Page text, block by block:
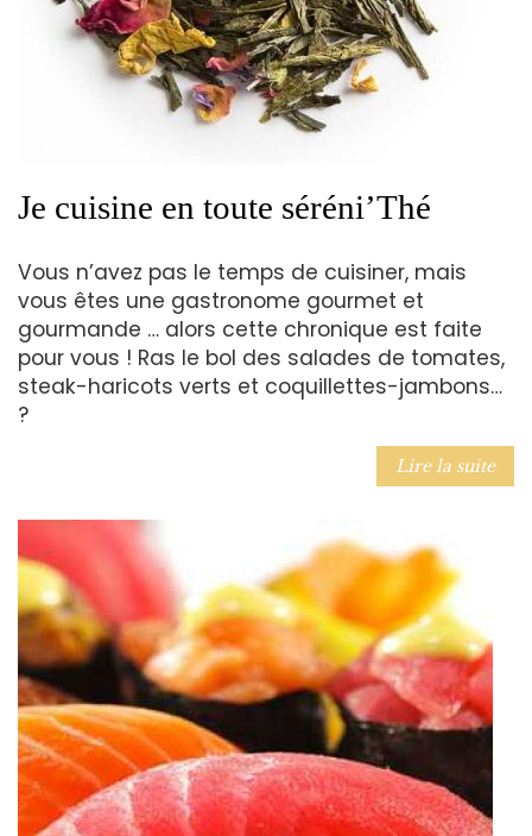
Je cuisine en toute séréni’Thé
Vous n’avez pas le temps de cuisiner, mais
vous êtes une gastronome gourmet et
gourmande … alors cette chronique est faite
pour vous ! Ras le bol des salades de tomates,
steak-haricots verts et coquillettes-jambons…
?
Lire la suite